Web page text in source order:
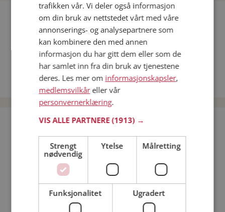
Fler single
Flere singlemenn fra Kinn:Øystein,Henrik
Kvinner fra Kinn
Date kvinner i Norge
Date menn i Norge
Bli medlem gratis!
Jeg er en:
trafikken vår. Vi deler også informasjon
om din bruk av nettstedet vårt med våre
annonserings- og analysepartnere som
kan kombinere den med annen
informasjon du har gitt dem eller som de
har samlet inn fra din bruk av tjenestene
deres. Les mer om informasjonskapsler,
medlemsvilkåreller vår
personvernerklæring.
VIS ALLE PARTNERE(1913) →
Strengt
nødvendig
Ytelse Målretting
Funksjonalitet Ugradert